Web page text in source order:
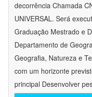
decorrência Chamada
UNIVERSAL. Será
Graduação Mestrado e
Departamento de
Geografia, Natureza e
com um horizonte
principal Desenvolver